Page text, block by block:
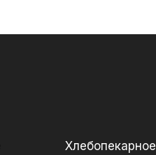
Хлебопекарное